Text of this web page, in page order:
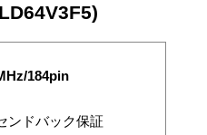
184pin
ンドバック保証